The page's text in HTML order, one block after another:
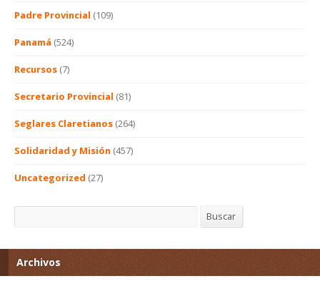
Padre Provincial (109)
Panamá (524)
Recursos (7)
Secretario Provincial (81)
Seglares Claretianos (264)
Solidaridad y Misión (457)
Uncategorized (27)
Buscar
Archivos